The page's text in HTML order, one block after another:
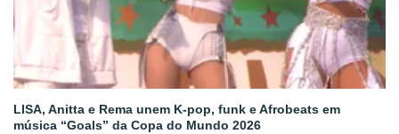
LISA, Anitta e Rema unem K-pop, funk e Afrobeats em
música “Goals” da Copa do Mundo 2026